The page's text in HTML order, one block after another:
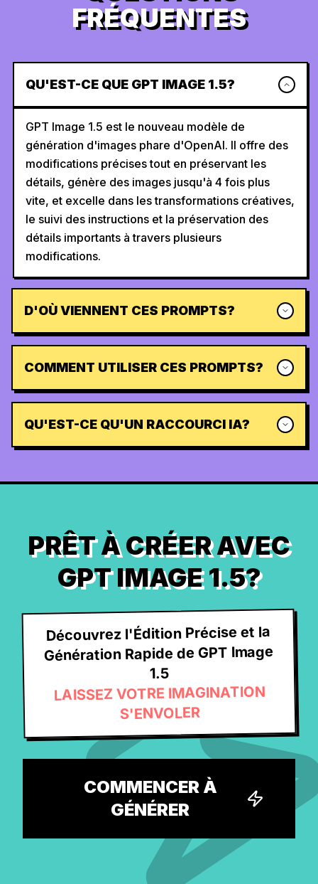
FRÉQUENTES
QU'EST-CE QUE GPT IMAGE 1.5?
GPT Image 1.5 est le nouveau modèle de
génération d'images phare d'OpenAI. Il offre des
modifications précises tout en préservant les
détails, génère des images jusqu'à 4 fois plus
vite, et excelle dans les transformations créatives,
le suivi des instructions et la préservation des
détails importants à travers plusieurs
modifications.
D'OÙ VIENNENT CES PROMPTS?
COMMENT UTILISER CES PROMPTS?
QU'EST-CE QU'UN RACCOURCI IA?
PRÊT À CRÉER AVEC
GPT IMAGE 1.5?
Découvrez l'Édition Précise et la
Génération Rapide de GPT Image
1.5
LAISSEZ VOTRE IMAGINATION
S'ENVOLER
COMMENCER À
GÉNÉRER